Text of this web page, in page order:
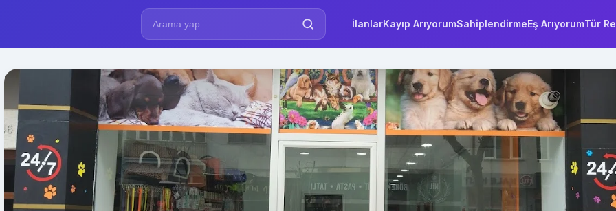
İlanlarKayıp ArıyorumSahiplendirmeEş ArıyorumTür